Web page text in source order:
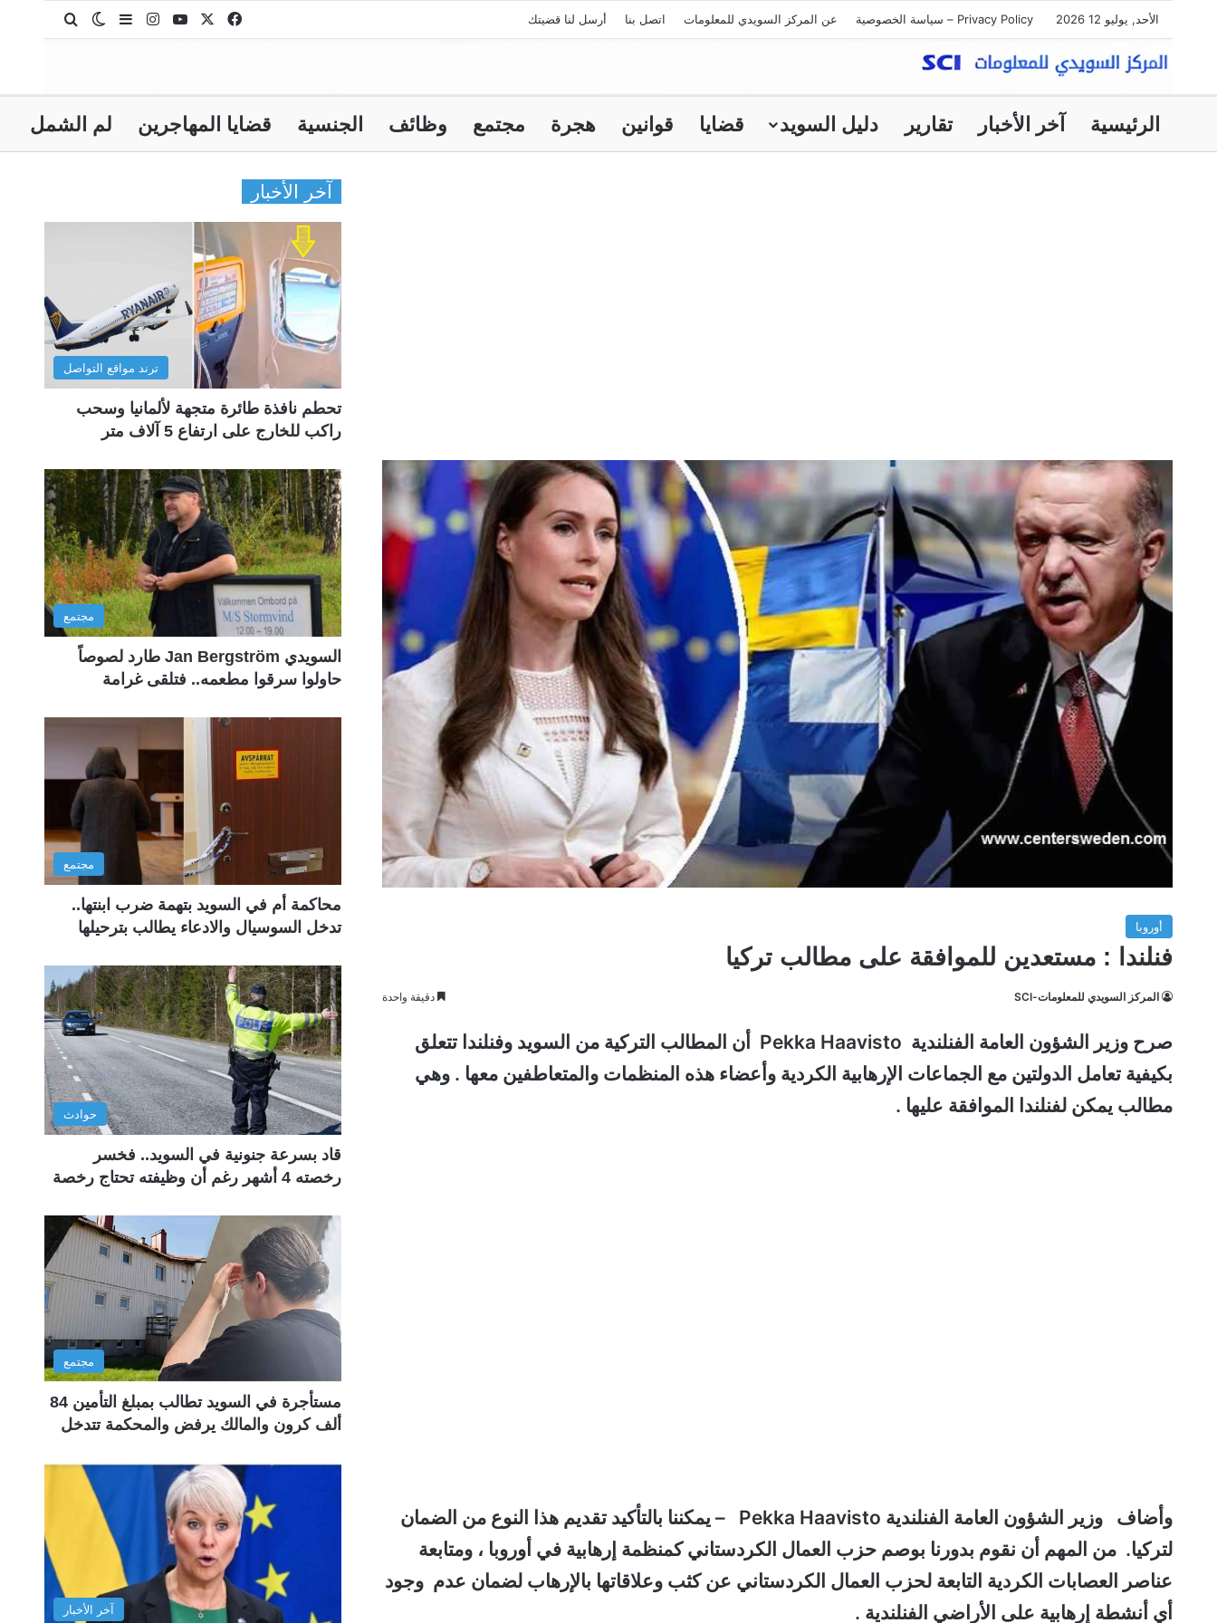
الأحد, يوليو 12 2026 Privacy Policy – سياسة الخصوصية عن المركز السويدي للمعلومات اتصل بنا أرسل لنا قضيتك فيسبوك ‫YouTubeانستقرامإضافة عمود جانبي
الوضع المظلم
بحث عن
الرئيسية آخر الأخبار تقارير دليل السويد قضايا قوانين هجرة مجتمع وظائف الجنسية قضايا المهاجرين لم الشمل
أوروبا
فنلندا : مستعدين للموافقة على مطالب تركيا
المركز السويدي للمعلومات-SCI دقيقة واحدة
صرح وزير الشؤون العامة الفنلندية Pekka Haavisto أن المطالب التركية من السويد وفنلندا تتعلق
بكيفية تعامل الدولتين مع الجماعات الإرهابية الكردية وأعضاء هذه المنظمات والمتعاطفين معها . وهي
مطالب يمكن لفنلندا الموافقة عليها .
وأضاف
وزير الشؤون العامة الفنلندية Pekka Haavisto – يمكننا بالتأكيد تقديم هذا النوع من الضمان
لتركيا. من المهم أن نقوم بدورنا بوصم حزب العمال الكردستاني كمنظمة إرهابية في أوروبا ، ومتابعة
عناصر العصابات الكردية التابعة لحزب العمال الكردستاني عن كثب وعلاقاتها بالإرهاب لضمان عدم وجود
أي أنشطة إرهابية على الأراضي الفنلندية .
آخر الأخبار
ترند مواقع التواصل
تحطم نافذة طائرة متجهة لألمانيا وسحب
راكب للخارج على ارتفاع 5 آلاف متر
مجتمع
السويدي Jan Bergström طارد لصوصاً
حاولوا سرقوا مطعمه.. فتلقى غرامة
مجتمع
محاكمة أم في السويد بتهمة ضرب ابنتها..
تدخل السوسيال والادعاء يطالب بترحيلها
حوادث
قاد بسرعة جنونية في السويد.. فخسر
رخصته 4 أشهر رغم أن وظيفته تحتاج رخصة
مجتمع
مستأجرة في السويد تطالب بمبلغ التأمين 84
ألف كرون والمالك يرفض والمحكمة تتدخل
آخر الأخبار